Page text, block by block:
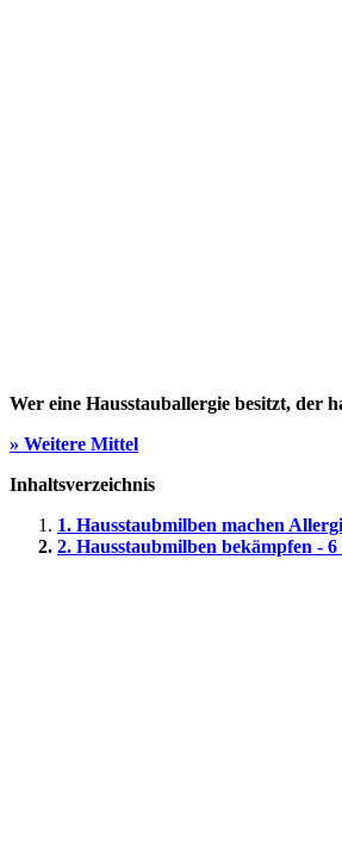
Wer eine Hausstauballergie besitzt, der
» Weitere Mittel
Inhaltsverzeichnis
1. Hausstaubmilben machen
2. Hausstaubmilben bekämpfen -